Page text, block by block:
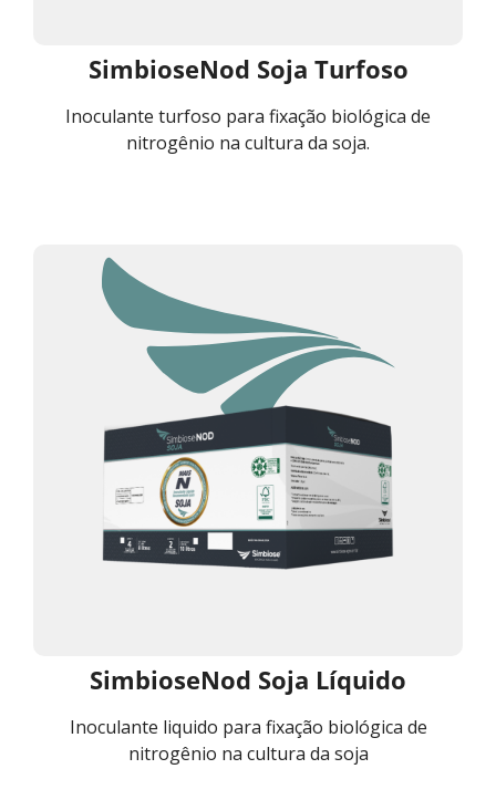
SimbioseNod Soja Turfoso
Inoculante turfoso para fixação biológica de
nitrogênio na cultura da soja.
SimbioseNod Soja Líquido
Inoculante liquido para fixação biológica de
nitrogênio na cultura da soja